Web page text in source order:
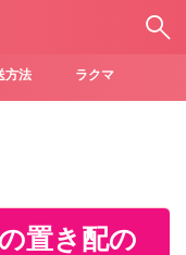
方法 ラクマ
置き配の